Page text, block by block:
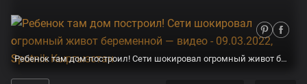
Ребенок там дом построил! Сети шокировал огромный живот беременной — видео - 09.03.2022, Sputnik Кыргызстан